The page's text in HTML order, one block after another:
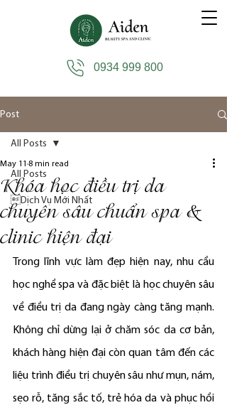
0934 999 800
Post
All Posts
Dịch Vụ Mới Nhất
All Posts
Khóa học điều trị da
chuyên sâu chuẩn spa &
clinic hiện đại
May 11 8 min read
Trong lĩnh vực làm đẹp hiện nay, nhu cầu
học nghề spa và đặc biệt là học chuyên sâu
về điều trị da đang ngày càng tăng mạnh.
Không chỉ dừng lại ở chăm sóc da cơ bản,
khách hàng hiện đại còn quan tâm đến các
liệu trình điều trị chuyên sâu như mụn, nám,
sẹo rỗ, tăng sắc tố, trẻ hóa da và phục hồi